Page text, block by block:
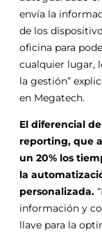
envía la
de los
oficina para
cualquier lugar,
la gestión”
en Megatech.
El diferencial
reporting, que
un 20% los
la
personalizada.
información y
llave para la